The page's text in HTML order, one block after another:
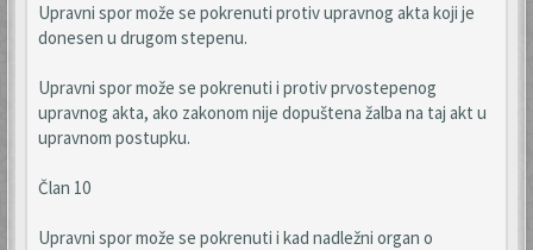
Upravni spor može se pokrenuti protiv upravnog akta koji je
donesen u drugom stepenu.
Upravni spor može se pokrenuti i protiv prvostepenog
upravnog akta, ako zakonom nije dopuštena žalba na taj akt u
upravnom postupku.
Član 10
Upravni spor može se pokrenuti i kad nadležni organ o